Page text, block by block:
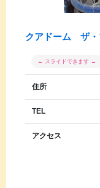
クアドーム ザ・
住所
TEL
アクセス